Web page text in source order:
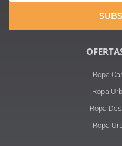
Ropa
Ropa
Ropa
Ropa